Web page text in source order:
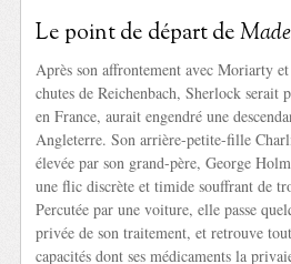
Le point de départ de
Après son affrontement avec Moriarty
chutes de Reichenbach, Sherlock
en France, aurait engendré une
Angleterre. Son arrière-petite-fille
élevée par son grand-père, George
une flic discrète et timide souffrant de
Percutée par une voiture, elle passe
privée de son traitement, et retrouve
capacités dont ses médicaments la